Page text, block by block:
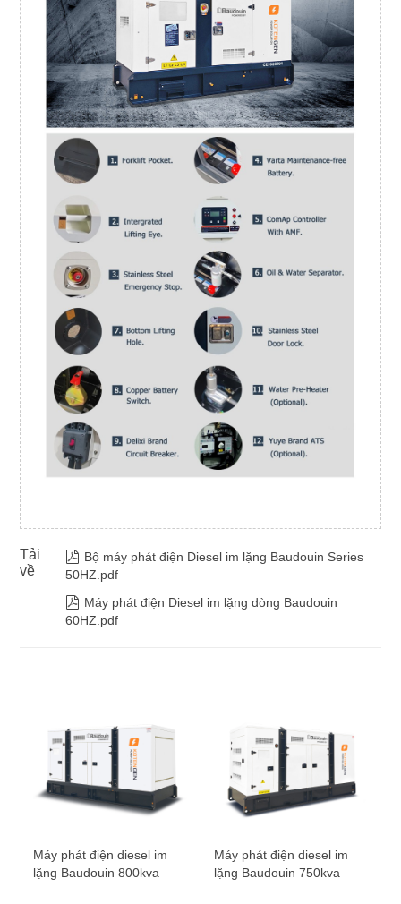
Tải
về
 Bộ máy phát điện Diesel im lặng Baudouin Series
50HZ.pdf
 Máy phát điện Diesel im lặng dòng Baudouin
60HZ.pdf
Máy phát điện diesel im
lặng Baudouin 800kva
Máy phát điện diesel im
lặng Baudouin 750kva